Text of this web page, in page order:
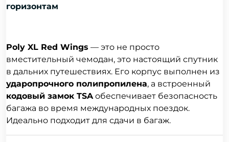
горизонтам
Poly XL Red Wings — это не просто
вместительный чемодан, это настоящий спутник
в дальних путешествиях. Его корпус выполнен из
ударопрочного полипропилена, а встроенный
кодовый замок TSAобеспечивает безопасность
багажа во время международных поездок.
Идеально подходит для сдачи в багаж.